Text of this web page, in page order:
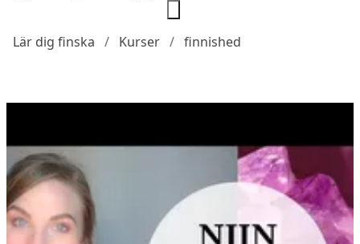
Lär dig finska Kurser finnished